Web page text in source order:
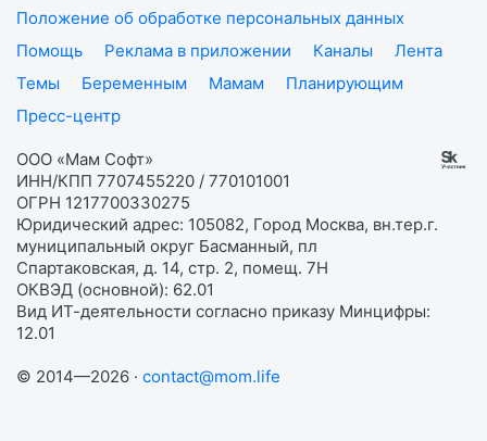
Положение об обработке персональных данных
Помощь
Реклама в приложении Каналы
Лента
Темы
Беременным Мамам
Планирующим
Пресс-центр
ООО «Мам Софт»
ИНН/КПП 7707455220 / 770101001
ОГРН 1217700330275
Юридический адрес: 105082, Город Москва, вн.тер.г.
муниципальный округ Басманный, пл
Спартаковская, д. 14, стр. 2, помещ. 7Н
ОКВЭД (основной): 62.01
Вид ИТ-деятельности согласно приказу Минцифры:
12.01
© 2014—2026 · contact@mom.life